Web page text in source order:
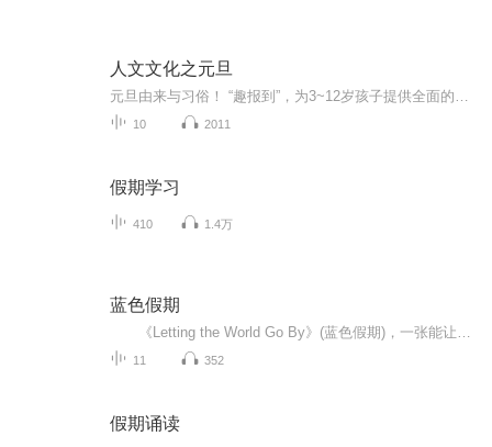
人文文化之元旦
10 2011
假期学习
410 1.4万
蓝色假期
11 352
假期诵读